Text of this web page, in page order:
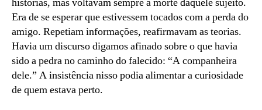
histórias, mas voltavam sempre à morte daquele sujeito.
Era de se esperar que estivessem tocados com a perda do
amigo. Repetiam informações, reafirmavam as teorias.
Havia um discurso digamos afinado sobre o que havia
sido a pedra no caminho do falecido: “A companheira
dele.” A insistência nisso podia alimentar a curiosidade
de quem estava perto.